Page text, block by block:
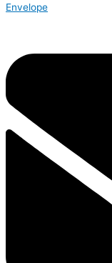
Envelope